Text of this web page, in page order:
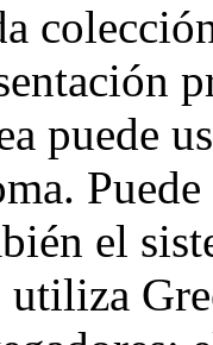
puede
el
utiliza